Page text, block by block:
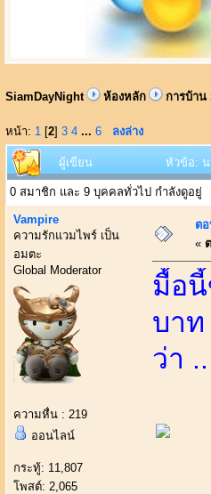
SiamDayNight ห้องหลัก การบ้าน
หน้า: 1 [2] 3 4 ... 6 ลงล่าง
ผู้เขียน หัวข้อ: น
0 สมาชิก และ 9 บุคคลทั่วไป กำลังดูอยู่
Vampire
ความรักแวมไพร์ เป็น
อมตะ
Global Moderator
ความหื่น : 219
ออนไลน์
กระทู้: 11,807
โพสต์: 2,065
ต
«
มื้อ
บาท
ว่า